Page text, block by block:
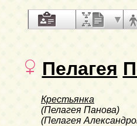
Пелагея
Крестьянка
(Пелагея Панова)
(Пелагея